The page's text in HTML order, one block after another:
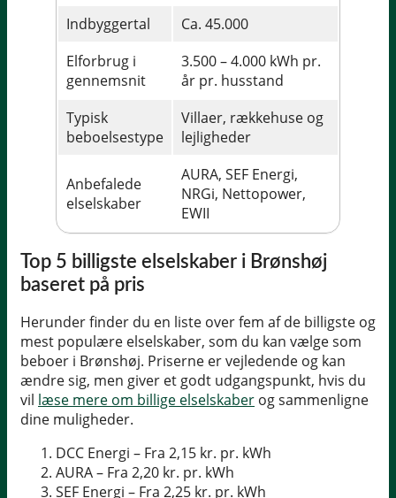
Indbyggertal
Ca. 45.000
Elforbrug i
gennemsnit
3.500 – 4.000 kWh pr.
år pr. husstand
Typisk
beboelsestype
Villaer, rækkehuse og
lejligheder
Anbefalede
elselskaber
AURA, SEF Energi,
NRGi, Nettopower,
EWII
Top 5 billigste elselskaber i Brønshøj
baseret på pris
Herunder finder du en liste over fem af de billigste og
mest populære elselskaber, som du kan vælge som
beboer i Brønshøj. Priserne er vejledende og kan
ændre sig, men giver et godt udgangspunkt, hvis du
vil læse mere om billige elselskaber og sammenligne
dine muligheder.
DCC Energi – Fra 2,15 kr. pr. kWh
AURA – Fra 2,20 kr. pr. kWh
SEF Energi – Fra 2,25 kr. pr. kWh